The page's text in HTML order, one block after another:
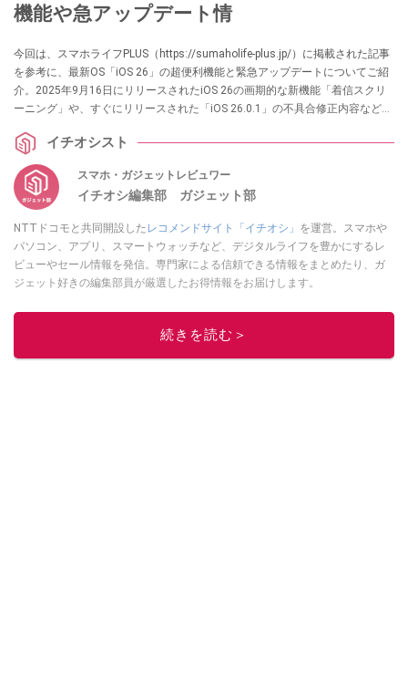
機能や急アップデート情
今回は、スマホライフPLUS（https://sumaholife-plus.jp/）に掲載された記事
を参考に、最新OS「iOS 26」の超便利機能と緊急アップデートについてご紹
介。2025年9月16日にリリースされたiOS 26の画期的な新機能「着信スクリ
ーニング」や、すぐにリリースされた「iOS 26.0.1」の不具合修正内容など、
ひ、スマホライフPLUSでご確認ください。
イチオシスト
スマホ・ガジェットレビュワー
イチオシ編集部 ガジェット部
NTTドコモと共同開設した レコメンドサイト「イチオシ」 を運営。スマホや
パソコン、アプリ、スマートウォッチなど、デジタルライフを豊かにするレ
ビューやセール情報を発信。専門家による信頼できる情報をまとめたり、ガ
ジェット好きの編集部員が厳選したお得情報をお届けします。
このイチオシストの他の記事を読む
続きを読む＞